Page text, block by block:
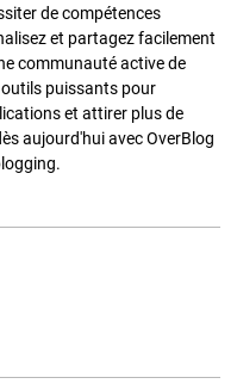
de compétences
et partagez facilement
communauté active de
puissants pour
et attirer plus de
aujourd'hui avec OverBlog